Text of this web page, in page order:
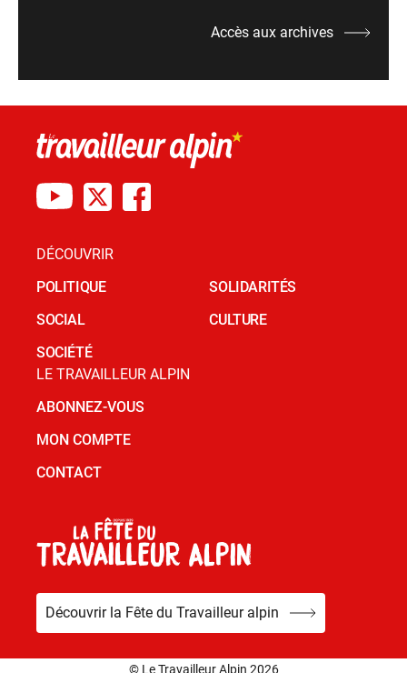
Accès aux archives
DÉCOUVRIR
POLITIQUE
SOCIAL
SOCIÉTÉ
SOLIDARITÉS
CULTURE
LE TRAVAILLEUR ALPIN
ABONNEZ-VOUS
MON COMPTE
CONTACT
Découvrir la Fête du Travailleur alpin
© Le Travailleur Alpin 2026